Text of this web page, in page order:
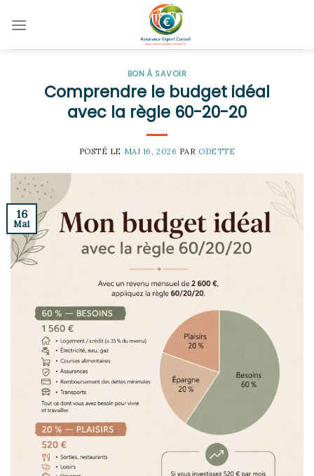
BON À SAVOIR
Comprendre le budget idéal
avec la règle 60-20-20
POSTÉ LE MAI 16, 2026 PAR ODETTE
16
Mai